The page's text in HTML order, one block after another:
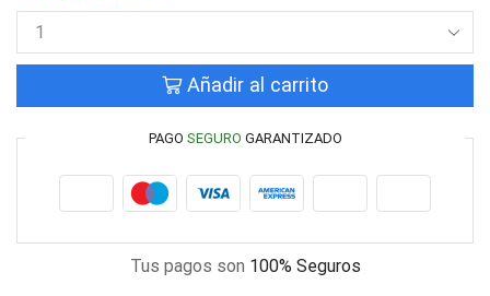
Añadir al carrito
PAGO SEGURO GARANTIZADO
Tus pagos son 100% Seguros